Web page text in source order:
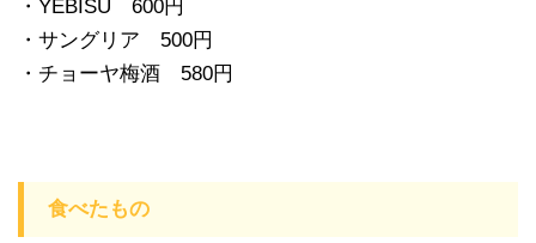
・YEBISU 600円
・サングリア 500円
・チョーヤ梅酒 580円
食べたもの